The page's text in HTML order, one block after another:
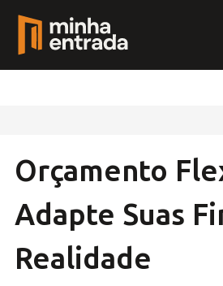
Orçamento
Adapte Suas
Realidade